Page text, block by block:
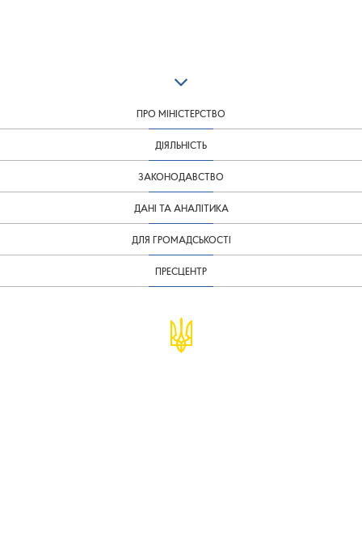
ПРО МІНІСТЕРСТВО
ДІЯЛЬНІСТЬ
ЗАКОНОДАВСТВО
ДАНІ ТА АНАЛІТИКА
ДЛЯ ГРОМАДСЬКОСТІ
ПРЕСЦЕНТР